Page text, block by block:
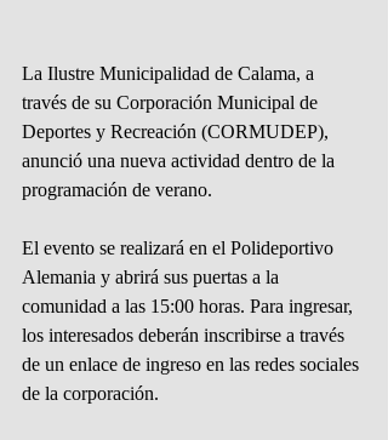
La Ilustre Municipalidad de Calama, a
través de su Corporación Municipal de
Deportes y Recreación (CORMUDEP),
anunció una nueva actividad dentro de la
programación de verano.
El evento se realizará en el Polideportivo
Alemania y abrirá sus puertas a la
comunidad a las 15:00 horas. Para ingresar,
los interesados deberán inscribirse a través
de un enlace de ingreso en las redes sociales
de la corporación.